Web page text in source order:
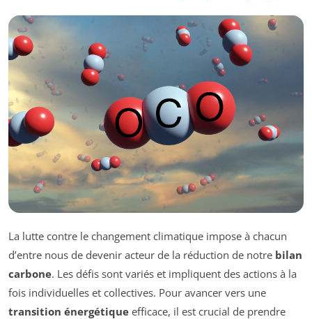
La lutte contre le changement climatique impose à chacun
d’entre nous de devenir acteur de la réduction de notre bilan
carbone. Les défis sont variés et impliquent des actions à la
fois individuelles et collectives. Pour avancer vers une
transition énergétique efficace, il est crucial de prendre